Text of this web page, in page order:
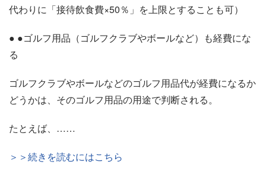
代わりに「接待飲食費×50％」を上限とすることも可）
● ●ゴルフ用品（ゴルフクラブやボールなど）も経費にな
る
ゴルフクラブやボールなどのゴルフ用品代が経費になるか
どうかは、そのゴルフ用品の用途で判断される。
たとえば、……
＞＞続きを読むにはこちら